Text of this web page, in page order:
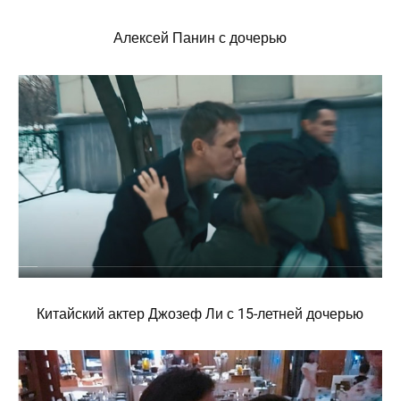
Алексей Панин с дочерью
Китайский актер Джозеф Ли с 15-летней дочерью